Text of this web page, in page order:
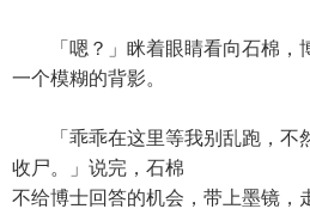
「嗯？」眯着眼睛看向石棉，
一个模糊的背影。
「乖乖在这里等我别乱跑，不
收尸。」说完，石棉
不给博士回答的机会，带上墨镜，